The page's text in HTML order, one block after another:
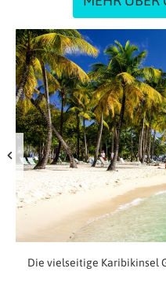
Die vielseitige Karibikinsel